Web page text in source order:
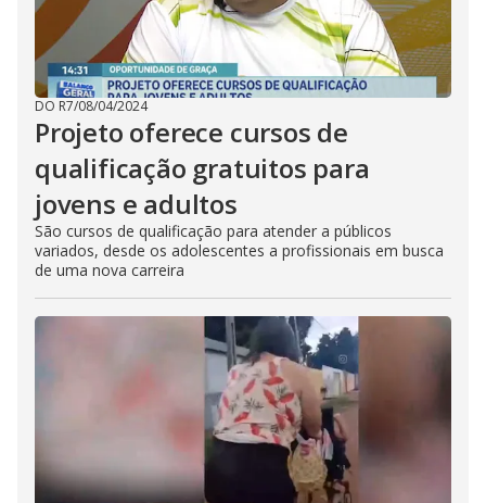
DO R7/08/04/2024
Projeto oferece cursos de
qualificação gratuitos para
jovens e adultos
São cursos de qualificação para atender a públicos
variados, desde os adolescentes a profissionais em busca
de uma nova carreira